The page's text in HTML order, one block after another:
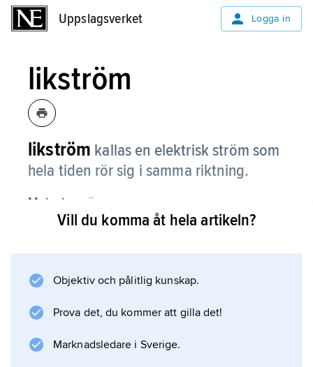
Uppslagsverket Logga in
likström
likström kallas en elektrisk ström som
hela tiden rör sig i samma riktning.
Motsatsen är
växelström
Information om artikeln
Vill du komma åt hela artikeln?
Objektiv och pålitlig kunskap.
Prova det, du kommer att gilla det!
Marknadsledare i Sverige.